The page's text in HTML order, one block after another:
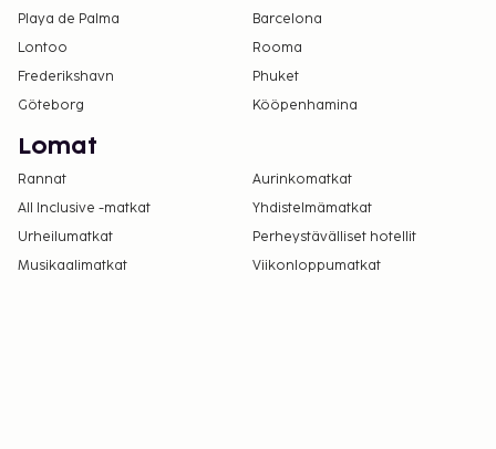
Playa de Palma
Barcelona
Lontoo
Rooma
Frederikshavn
Phuket
Göteborg
Kööpenhamina
Lomat
Rannat
Aurinkomatkat
All Inclusive -matkat
Yhdistelmämatkat
Urheilumatkat
Perheystävälliset hotellit
Musikaalimatkat
Viikonloppumatkat